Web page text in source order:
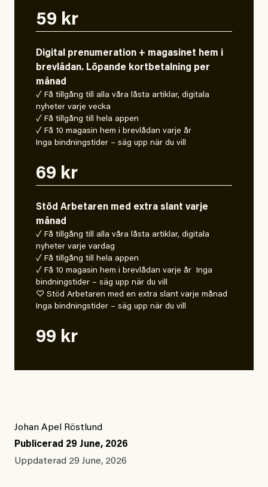
59 kr
Digital prenumeration + magasinet hem i
brevlådan. Löpande kortbetalning per
månad
✓ Få tillgång till alla våra låsta artiklar, digitala
nyheter varje vecka
✓ Få tillgång till hela appen
✓ Få 10 magasin hem i brevlådan varje år
Inga bindningstider – säg upp när du vill
69 kr
Stöd Arbetaren med extra slant varje
månad
✓ Få tillgång till alla våra låsta artiklar, digitala
nyheter varje vardag
✓ Få tillgång till hela appen
✓ Få 10 magasin hem i brevlådan varje år Inga
bindningstider – säg upp när du vill
♡ Stöd Arbetaren med en extra slant varje månad
Inga bindningstider – säg upp när du vill
99 kr
Johan Apel Röstlund
Publicerad 29 June, 2026
Uppdaterad 29 June, 2026